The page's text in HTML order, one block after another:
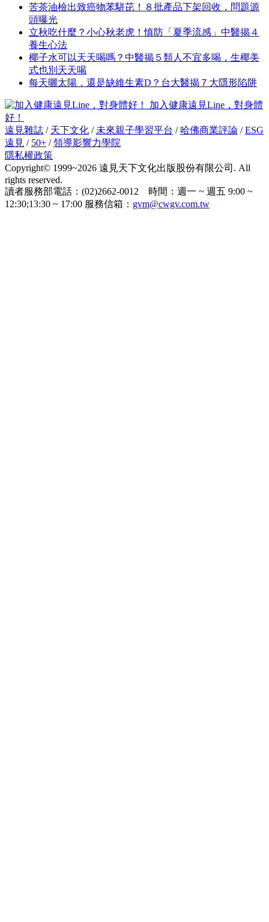
苦茶油檢出致癌物苯駢芘！８批產品下架回收，問題源
頭曝光
立秋吃什麼？小心秋老虎！慎防「夏季流感」中醫揭４
養生心法
椰子水可以天天喝嗎？中醫揭５類人不宜多喝，生椰美
式也別天天喝
每天曬太陽，還是缺維生素D？台大醫揭７大隱形陷阱
加入健康遠見Line，對身體
好！
遠見雜誌 / 天下文化 / 未來親子學習平台 / 哈佛商業評論 /ESG
遠見 / 50+ /領導影響力學院
隱私權政策
Copyright© 1999~2026 遠見天下文化出版股份有限公司. All
rights reserved.
讀者服務部電話：(02)2662-0012 時間：週一 ~ 週五 9:00 ~
12:30;13:30 ~ 17:00 服務信箱： gvm@cwgv.com.tw